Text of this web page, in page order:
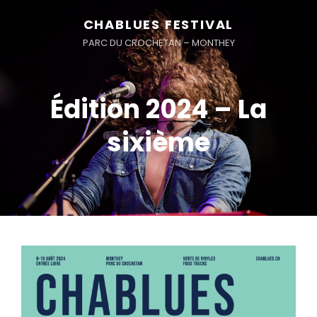
CHABLUES FESTIVAL
PARC DU CROCHETAN – MONTHEY
Édition 2024 – La
sixième